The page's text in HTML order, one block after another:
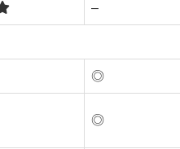
–
◎
◎